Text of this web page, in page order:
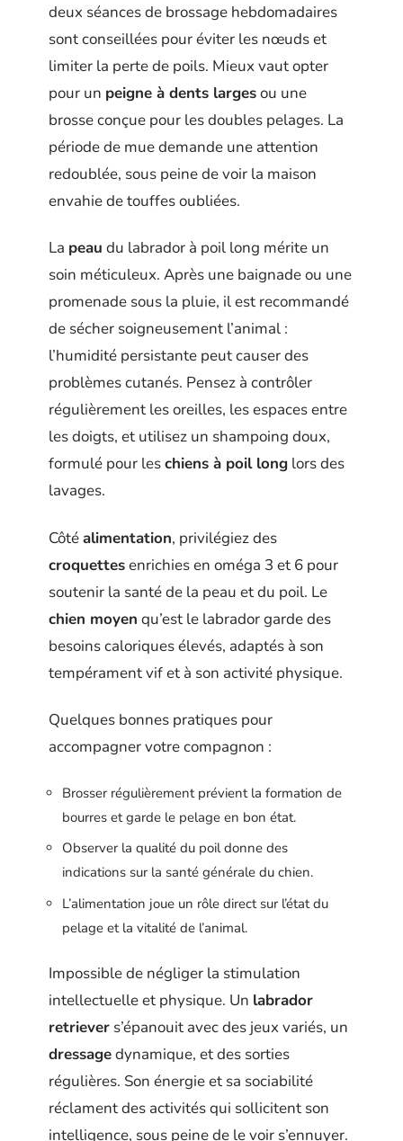
deux séances de brossage hebdomadaires
sont conseillées pour éviter les nœuds et
limiter la perte de poils. Mieux vaut opter
pour un peigne à dents largesou une
brosse conçue pour les doubles pelages. La
période de mue demande une attention
redoublée, sous peine de voir la maison
envahie de touffes oubliées.
La peau du labrador à poil long mérite un
soin méticuleux. Après une baignade ou une
promenade sous la pluie, il est recommandé
de sécher soigneusement l’animal :
l’humidité persistante peut causer des
problèmes cutanés. Pensez à contrôler
régulièrement les oreilles, les espaces entre
les doigts, et utilisez un shampoing doux,
formulé pour leschiens à poil long lors des
lavages.
Côtéalimentation, privilégiez des
croquettesenrichies en oméga 3 et 6 pour
soutenir la santé de la peau et du poil. Le
chien moyen qu’est le labrador garde des
besoins caloriques élevés, adaptés à son
tempérament vif et à son activité physique.
Quelques bonnes pratiques pour
accompagner votre compagnon :
Brosser régulièrement prévient la formation de
bourres et garde le pelage en bon état.
Observer la qualité du poil donne des
indications sur la santé générale du chien.
L’alimentation joue un rôle direct sur l’état du
pelage et la vitalité de l’animal.
Impossible de négliger la stimulation
intellectuelle et physique. Un labrador
retriever s’épanouit avec des jeux variés, un
dressagedynamique, et des sorties
régulières. Son énergie et sa sociabilité
réclament des activités qui sollicitent son
intelligence, sous peine de le voir s’ennuyer.